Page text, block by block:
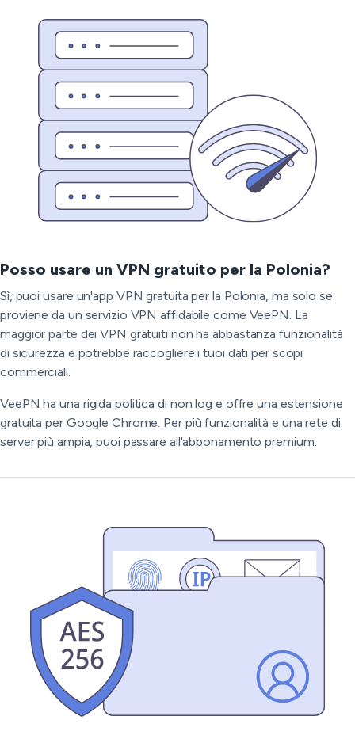
Posso usare un VPN gratuito per la Polonia?
Sì, puoi usare un'app VPN gratuita per la Polonia, ma solo se
proviene da un servizio VPN affidabile come VeePN. La
maggior parte dei VPN gratuiti non ha abbastanza funzionalità
di sicurezza e potrebbe raccogliere i tuoi dati per scopi
commerciali.
VeePN ha una rigida politica di non log e offre una estensione
gratuita per Google Chrome. Per più funzionalità e una rete di
server più ampia, puoi passare all'abbonamento premium.